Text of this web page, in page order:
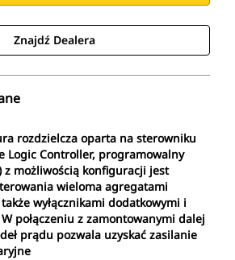
Znajdź Dealera
rozdzielcza oparta na sterowniku
Logic Controller, programowalny
z możliwością konfiguracji jest
wieloma agregatami
wyłącznikami dodatkowymi i
połączeniu z zamontowanymi dalej
prądu pozwala uzyskać zasilanie